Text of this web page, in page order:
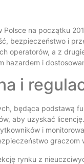
Polsce na początku
bezpieczeństwo i
operatorów, a z
hazardem i
i
będąca podstawą
aby uzyskać
i
rynku z